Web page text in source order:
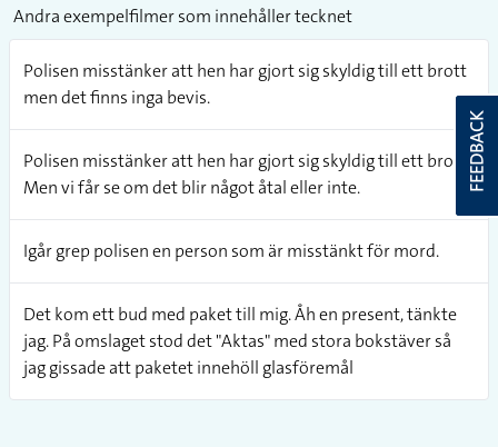
Andra exempelfilmer som innehåller tecknet
Polisen misstänker att hen har gjort sig skyldig till ett brott
men det finns inga bevis.
Polisen misstänker att hen har gjort sig skyldig till ett brott.
Men vi får se om det blir något åtal eller inte.
Igår grep polisen en person som är misstänkt för mord.
Det kom ett bud med paket till mig. Åh en present, tänkte
jag. På omslaget stod det "Aktas" med stora bokstäver så
jag gissade att paketet innehöll glasföremål
FEEDBACK